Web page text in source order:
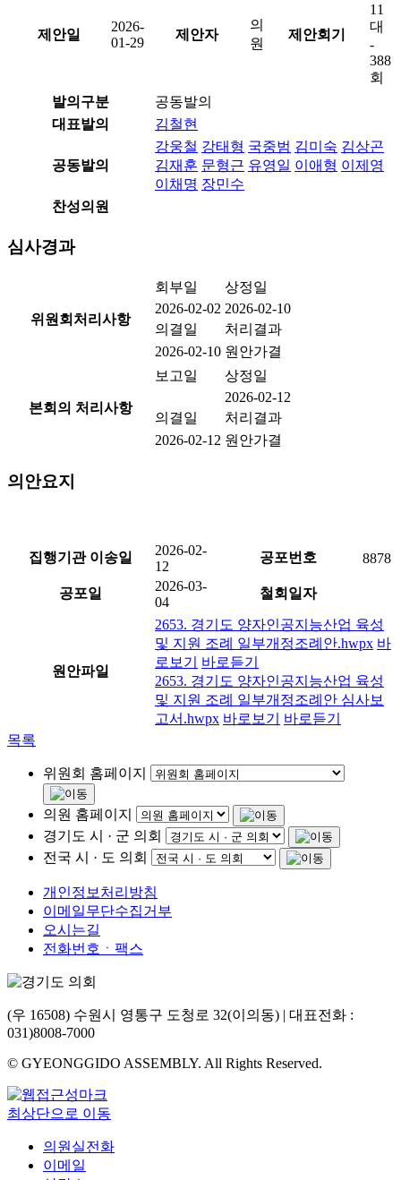
제안일
2026-
01-29
제안자
의
원
제안회기
11
대
-
388
회
발의구분
공동발의
대표발의
김철현
공동발의
강웅철 강태형 국중범 김미숙 김상곤
김재훈 문형근 유영일 이애형 이제영
이채명 장민수
찬성의원
심사경과
위원회처리사항
회부일
상정일
2026-02-02 2026-02-10
의결일
처리결과
2026-02-10 원안가결
본회의 처리사항
보고일
상정일
2026-02-12
의결일
처리결과
2026-02-12 원안가결
의안요지
집행기관 이송일
2026-02-
12
공포번호 8878
공포일
2026-03-
04
철회일자
원안파일
2653. 경기도 양자인공지능산업 육성
및 지원 조례 일부개정조례안.hwpx 바
로보기
바로듣기
2653. 경기도 양자인공지능산업 육성
및 지원 조례 일부개정조례안 심사보
고서.hwpx 바로보기
바로듣기
목록
위원회 홈페이지
의원 홈페이지
경기도 시 · 군 의회
전국 시 · 도 의회
개인정보처리방침
이메일무단수집거부
오시는길
전화번호ㆍ팩스
(우 16508) 수원시 영통구 도청로 32(이의동) | 대표전화 :
031)8008-7000
© GYEONGGIDO ASSEMBLY. All Rights Reserved.
최상단으로 이동
의원실전화
이메일